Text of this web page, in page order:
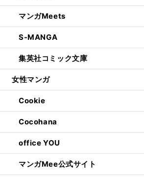
マンガMeets
S-MANGA
集英社コミック文庫
女性マンガ
Cookie
Cocohana
office YOU
マンガMee公式サイト